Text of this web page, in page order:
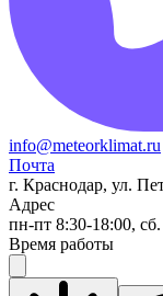
info@meteorklimat.ru
Почта
г. Краснодар, ул.
Адрес
пн-пт 8:30-18:00,
Время работы